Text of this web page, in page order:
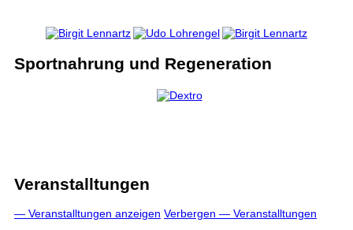
Sportnahrung und Regeneration
Veranstalltungen
— Veranstalltungen anzeigen Verbergen — Veranstalltungen